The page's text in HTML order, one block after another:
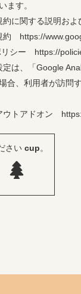
ます。
に関する説明お
約 https://
リシー https://
は、「Google
合、利用者が訪問
ウトアドオン
さい cup。